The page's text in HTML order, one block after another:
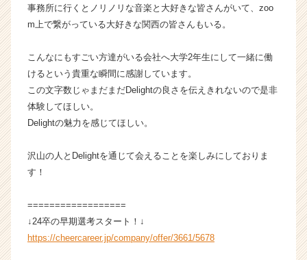
a
r
r）
事務所に行くとノリノリな音楽と大好きな皆さんがいて、zoo
m上で繋がっている大好きな関西の皆さんもいる。
こんなにもすごい方達がいる会社へ大学2年生にして一緒に働
けるという貴重な瞬間に感謝しています。
この文字数じゃまだまだDelightの良さを伝えきれないので是非
体験してほしい。
Delightの魅力を感じてほしい。
沢山の人とDelightを通じて会えることを楽しみにしておりま
す！
==================
↓24卒の早期選考スタート！↓
https://cheercareer.jp/company/offer/3661/5678